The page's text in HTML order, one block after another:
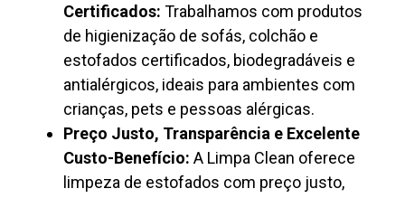
Certificados: Trabalhamos com produtos
de higienização de sofás, colchão e
estofados certificados, biodegradáveis e
antialérgicos, ideais para ambientes com
crianças, pets e pessoas alérgicas.
Preço Justo, Transparência e Excelente
Custo-Benefício: A Limpa Clean oferece
limpeza de estofados com preço justo,